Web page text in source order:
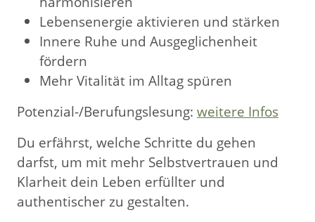
Lebensenergie aktivieren und stärken
Innere Ruhe und Ausgeglichenheit
fördern
Mehr Vitalität im Alltag spüren
Potenzial-/Berufungslesung: weitere Infos
Du erfährst, welche Schritte du gehen
darfst, um mit mehr Selbstvertrauen und
Klarheit dein Leben erfüllter und
authentischer zu gestalten.